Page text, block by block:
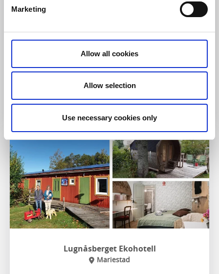
Marketing
Allow all cookies
Allow selection
Use necessary cookies only
kajak eller SUP och utforska området.
Närmaste vandringsled: Biosfärleden etapp 5
Lugnåsberget Ekohotell
Mariestad